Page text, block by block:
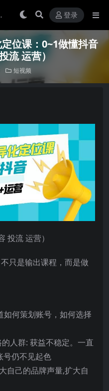
登录
位课：0~1做懂抖音
流 运营）
短视频
投流 运营）
只是输出课程，而是做
如何策划账号，如何选择
人群: 获益不稳定。一直
号仍不见起色
自己的品牌声量,扩大自